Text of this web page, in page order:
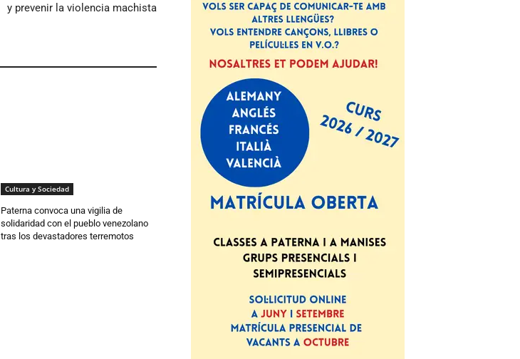
y prevenir la violencia machista
Cultura y Sociedad
Paterna convoca una vigilia de
solidaridad con el pueblo venezolano
tras los devastadores terremotos